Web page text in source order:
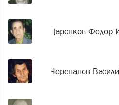
Царенков Федор
Черепанов